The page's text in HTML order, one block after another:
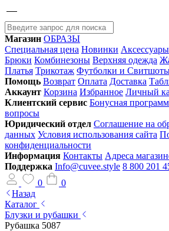
Магазин ОБРАЗЫ
Специальная цена Новинки Аксессуары
Брюки Комбинезоны Верхняя одежда
Платья Трикотаж Футболки и
Помощь Возврат Оплата Доставка
Аккаунт Корзина Избранное Личный
Клиентский сервис Бонусная
вопросы
Юридический отдел Соглашение на
данных Условия использования сайта
конфиденциальности
Информация Контакты Адреса
Поддержка Info@cuvee.style 8 800 201
0
0
Назад
Каталог
Блузки и рубашки
Рубашка 5087